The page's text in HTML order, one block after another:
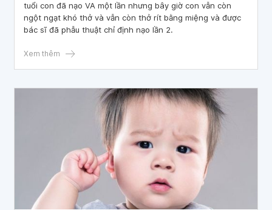
tuổi con đã nạo VA một lần nhưng bây giờ con vẫn còn
ngột ngạt khó thở và vẫn còn thở rít bằng miệng và được
bác sĩ đã phẫu thuật chỉ định nạo lần 2.
Xem thêm